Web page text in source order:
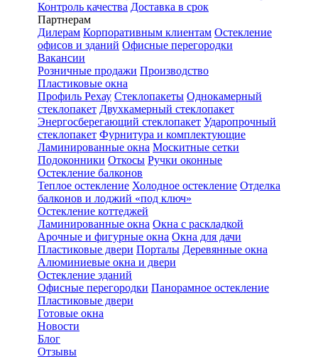
Контроль качества Доставка в срок
Партнерам
Дилерам Корпоративным клиентам Остекление
офисов и зданий Офисные перегородки
Вакансии
Розничные продажи Производство
Пластиковые окна
Профиль Рехау Стеклопакеты Однокамерный
стеклопакет Двухкамерный стеклопакет
Энергосберегающий стеклопакет Ударопрочный
стеклопакет Фурнитура и комплектующие
Ламинированные окна Москитные сетки
Подоконники Откосы Ручки оконные
Остекление балконов
Теплое остекление Холодное остекление Отделка
балконов и лоджий «под ключ»
Остекление коттеджей
Ламинированные окна Окна с раскладкой
Арочные и фигурные окна Окна для дачи
Пластиковые двери Порталы Деревянные окна
Алюминиевые окна и двери
Остекление зданий
Офисные перегородки Панорамное остекление
Пластиковые двери
Готовые окна
Новости
Блог
Отзывы